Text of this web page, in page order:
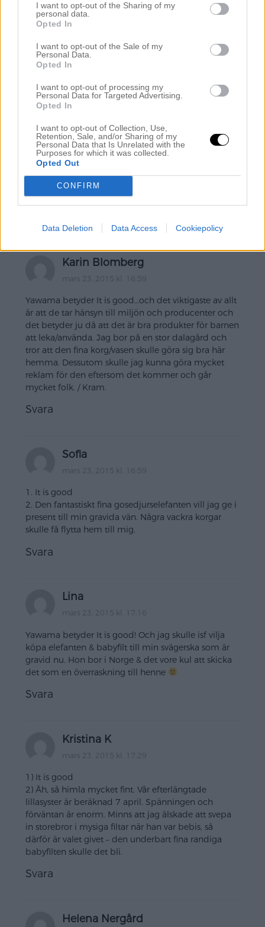
I want to opt-out of the Sharing of my
personal data.
Opted In
I want to opt-out of the Sale of my
Personal Data.
Opted In
I want to opt-out of processing my
Personal Data for Targeted Advertising.
Opted In
I want to opt-out of Collection, Use,
Retention, Sale, and/or Sharing of my
Personal Data that Is Unrelated with the
Purposes for which it was collected.
Opted Out
CONFIRM
Data Deletion Data Access Cookiepolicy
Jag är farmor och kommer alltid at förbli och vi vet
alla att det ofta betyder ett underläge så jag tänkte
bli förbättra min status som ”väldigt viktig person”
helt enkelt.
Svara
Karin Stjärnkvist
mars 23, 2015 kl. 16:43
1. Yawama betyder It is good på bembaspråket.
2. Jag skulle så gärna vilja ge mitt första barnbarn
den benvita stickade babyfilten och den
naturfärgade tvättkorgen med handtag skulle passa
utmärkt att samla leksakerna i!
Karin Blomberg
mars 23, 2015 kl. 16:59
Yawama betyder It is good…och det viktigaste av allt
är att de tar hänsyn till miljön och producenter och
det betyder ju då att det är bra produkter för barnen
att leka/använda. Jag bor på en stor dalagård och
tror att den fina korg/vasen skulle göra sig bra här
hemma. Dessutom skulle jag kunna göra mycket
reklam för den eftersom det kommer och går
mycket folk. / Kram.
Svara
Sofia
mars 23, 2015 kl. 16:59
1. It is good
2. Den fantastiskt fina gosedjurselefanten vill jag ge i
present till min gravida vän. Några vackra korgar
skulle få flytta hem till mig.
Svara
Lina
mars 23, 2015 kl. 17:16
Yawama betyder It is good! Och jag skulle isf vilja
köpa elefanten & babyfilt till min svägerska som är
gravid nu. Hon bor i Norge & det vore kul att skicka
det som en överraskning till henne
Svara
Kristina K
mars 23, 2015 kl. 17:29
1) It is good
2) Åh, så himla mycket fint. Vår efterlängtade
lillasyster är beräknad 7 april. Spänningen och
förväntan är enorm. Minns att jag älskade att svepa
in storebror i mysiga filtar när han var bebis, så
därför är valet givet – den underbart fina randiga
babyfilten skulle det bli.
Svara
Helena Nergård